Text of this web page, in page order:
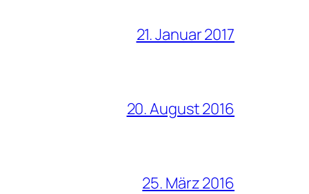
21. Januar 2017
20. August 2016
25. März 2016